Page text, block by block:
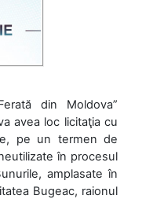
din Moldova”
avea loc licitaţia cu
pe un termen de
în procesul
amplasate în
Bugeac, raionul